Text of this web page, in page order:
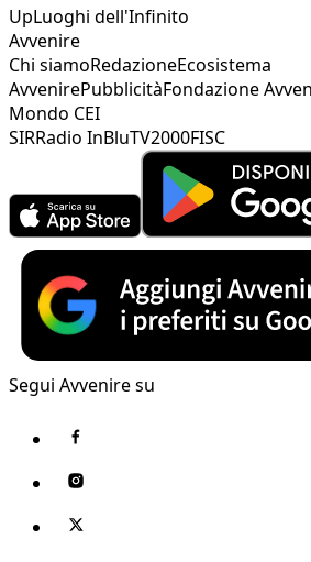
UpLuoghi dell'Infinito
Avvenire
Chi siamoRedazioneEcosistema
AvvenirePubblicitàFondazione
Mondo CEI
SIRRadio InBluTV2000FISC
Segui Avvenire su